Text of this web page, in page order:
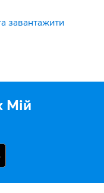
завантажити
Мій